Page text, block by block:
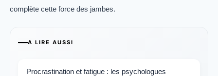
complète cette force des jambes.
A LIRE AUSSI
Procrastination et fatigue : les psychologues